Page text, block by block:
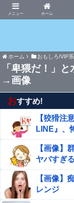
ホーム
まにゅそ
ホーム おもしろ/VIP
「卑猥だ！」
→画像
おすすめ!
【狡猾注
LINE』、
【画像】
ヤバすぎ
【画像】
レンジ